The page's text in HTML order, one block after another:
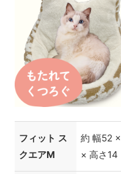
フィット ス
クエアM
約 幅52
× 高さ14